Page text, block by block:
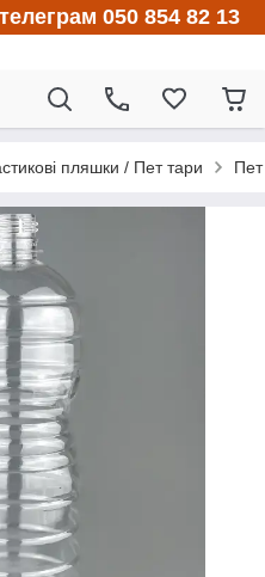
050 854 82 13
пляшки / Пет тари Пет